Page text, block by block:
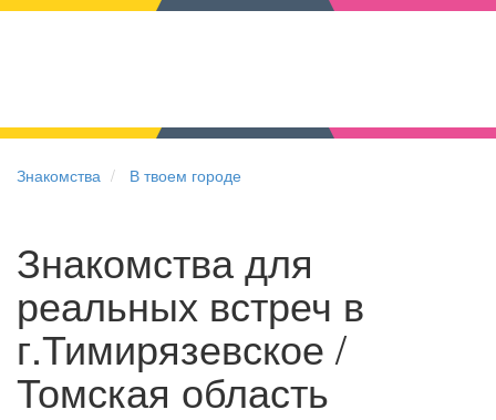
Знакомства В твоем городе
Знакомства для
реальных встреч в
г.Тимирязевское /
Томская область